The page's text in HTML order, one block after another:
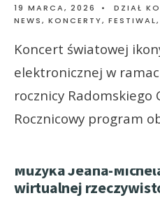
19 MARCA, 2026 • DZIAŁ
NEWS, KONCERTY,
Koncert światowej
elektronicznej w
rocznicy Radomskiego
Rocznicowy program
Muzyka Jeana-
wirtualnej